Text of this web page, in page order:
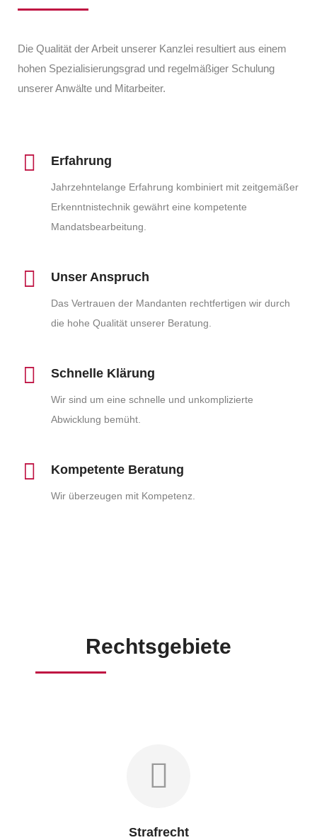
Die Qualität der Arbeit unserer Kanzlei resultiert aus einem
hohen Spezialisierungsgrad und regelmäßiger Schulung
unserer Anwälte und Mitarbeiter.
Erfahrung
Jahrzehntelange Erfahrung kombiniert mit zeitgemäßer
Erkenntnistechnik gewährt eine kompetente
Mandatsbearbeitung.
Unser Anspruch
Das Vertrauen der Mandanten rechtfertigen wir durch
die hohe Qualität unserer Beratung.
Schnelle Klärung
Wir sind um eine schnelle und unkomplizierte
Abwicklung bemüht.
Kompetente Beratung
Wir überzeugen mit Kompetenz.
Rechtsgebiete
Strafrecht